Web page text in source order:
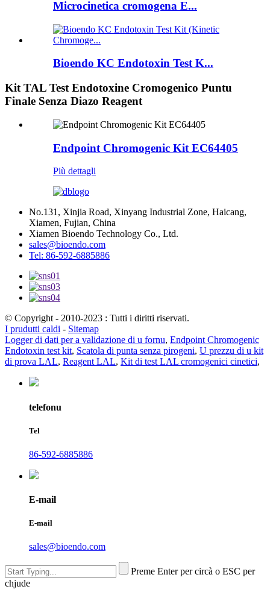
Microcinetica cromogena E...
Bioendo KC Endotoxin Test K...
Kit TAL Test Endotoxine Cromogenico Puntu
Finale Senza Diazo Reagent
Endpoint Chromogenic Kit EC64405
Più dettagli
No.131, Xinjia Road, Xinyang Industrial Zone, Haicang,
Xiamen, Fujian, China
Xiamen Bioendo Technology Co., Ltd.
sales@bioendo.com
Tel: 86-592-6885886
© Copyright - 2010-2023 : Tutti i diritti riservati.
I prudutti caldi - Sitemap
Logger di dati per a validazione di u fornu, Endpoint Chromogenic
Endotoxin test kit, Scatola di punta senza pirogeni, U prezzu di u kit
di prova LAL, Reagent LAL, Kit di test LAL cromogenici cinetici,
telefonu
Tel
86-592-6885886
E-mail
E-mail
sales@bioendo.com
Preme Enter per circà o ESC per
chjude